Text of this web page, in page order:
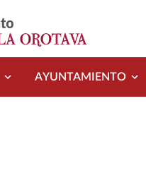
AYUNTAMIENTO